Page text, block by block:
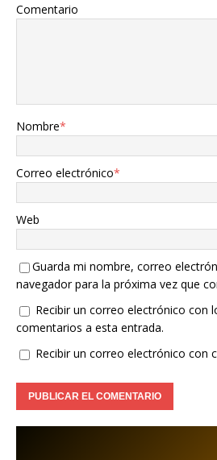
Comentario
Nombre*
Correo electrónico*
Web
Guarda mi nombre, correo
navegador para la próxima vez que
Recibir un correo electrónico con
comentarios a esta entrada.
Recibir un correo electrónico con